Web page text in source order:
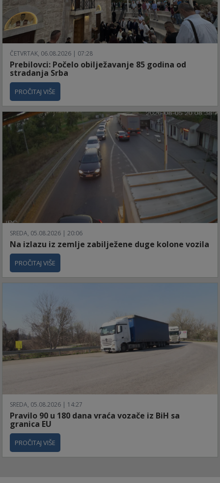
ČETVRTAK, 06.08.2026 | 07:28
Prebilovci: Počelo obilježavanje 85 godina od
stradanja Srba
PROČITAJ VIŠE
SREDA, 05.08.2026 | 20:06
Na izlazu iz zemlje zabilježene duge kolone vozila
PROČITAJ VIŠE
SREDA, 05.08.2026 | 14:27
Pravilo 90 u 180 dana vraća vozače iz BiH sa
granica EU
PROČITAJ VIŠE